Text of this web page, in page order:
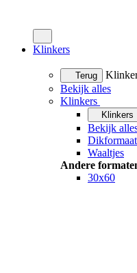
Klinkers
Terug
Bekijk alles
Klinkers
Klinkers
Bekijk
Waaltjes
Andere
30x60